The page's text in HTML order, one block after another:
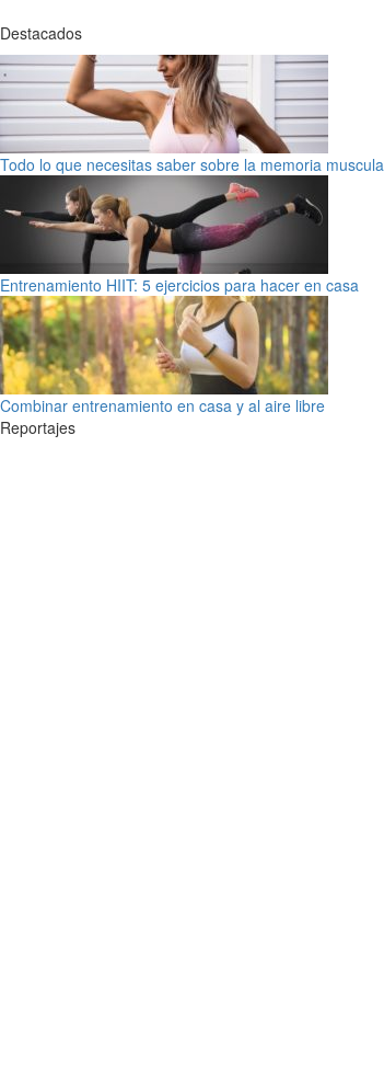
Destacados
Todo lo que necesitas saber sobre la memoria
Entrenamiento HIIT: 5 ejercicios para hacer en casa
Combinar entrenamiento en casa y al aire libre
Reportajes